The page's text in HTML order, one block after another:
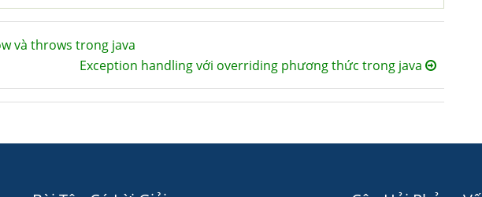
và throws trong java
Exception handling với overriding phương thức trong java